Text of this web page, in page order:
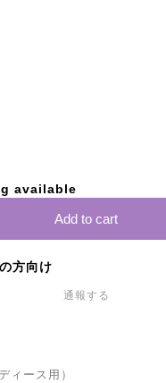
available
Add to cart
方向け
通報する
ィース用）